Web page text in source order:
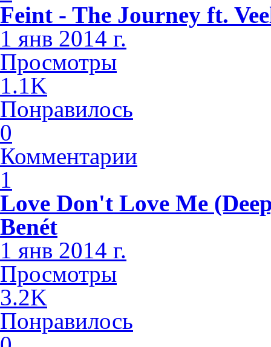
Feint - The Journey ft.
1 янв 2014 г.
Просмотры
1.1K
Понравилось
0
Комментарии
1
Love Don't Love Me
Benét
1 янв 2014 г.
Просмотры
3.2K
Понравилось